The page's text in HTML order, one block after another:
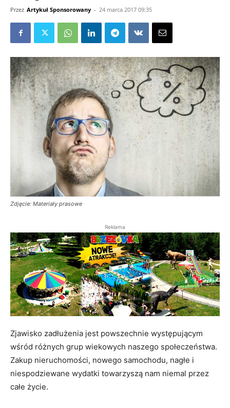
Przez Artykuł Sponsorowany - 24 marca 2017 09:35
Zdjęcie: Materiały prasowe
Reklama
Zjawisko zadłużenia jest powszechnie występującym
wśród różnych grup wiekowych naszego społeczeństwa.
Zakup nieruchomości, nowego samochodu, nagłe i
niespodziewane wydatki towarzyszą nam niemal przez
całe życie.